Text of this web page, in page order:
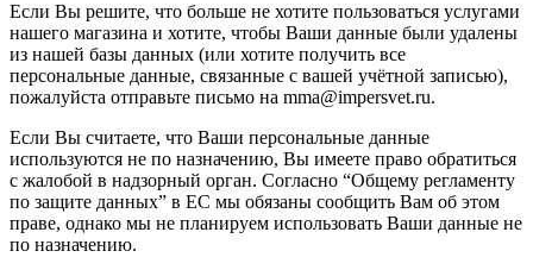
Если Вы решите, что больше не хотите пользоваться услугами
нашего магазина и хотите, чтобы Ваши данные были удалены
из нашей базы данных (или хотите получить все
персональные данные, связанные с вашей учётной записью),
пожалуйста отправьте письмо на mma@impersvet.ru.
Если Вы считаете, что Ваши персональные данные
используются не по назначению, Вы имеете право обратиться
с жалобой в надзорный орган. Согласно “Общему регламенту
по защите данных” в ЕС мы обязаны сообщить Вам об этом
праве, однако мы не планируем использовать Ваши данные не
по назначению.